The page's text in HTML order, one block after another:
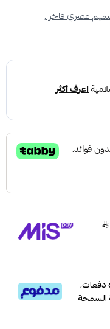
عصري فاخر ,
قسم دفعاتك بطريقة ميسرة إلى 4 وحتى 6 دفعات،
السمحة